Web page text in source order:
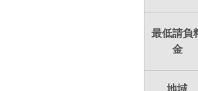
最低請負
金
地域